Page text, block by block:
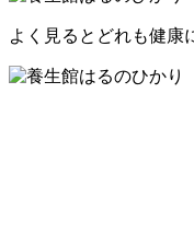
よく見るとどれも健康